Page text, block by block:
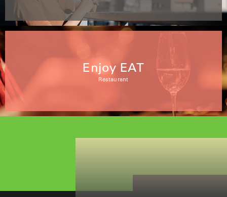
Enjoy EAT
Restaurant